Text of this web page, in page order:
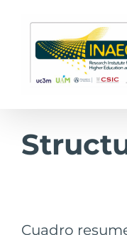
contenido
Cuadro